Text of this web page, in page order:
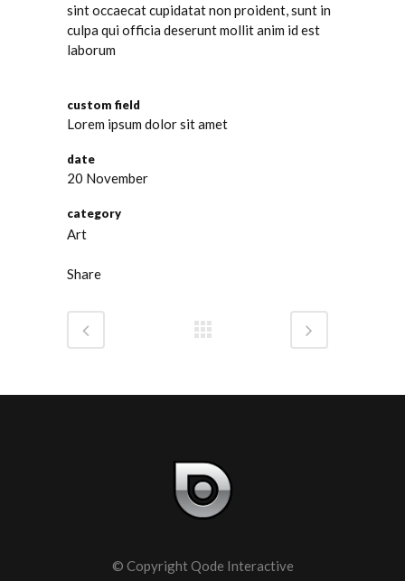
sint occaecat cupidatat non proident, sunt in
culpa qui officia deserunt mollit anim id est
laborum
custom field
Lorem ipsum dolor sit amet
date
20 November
category
Art
Share
© Copyright Qode Interactive